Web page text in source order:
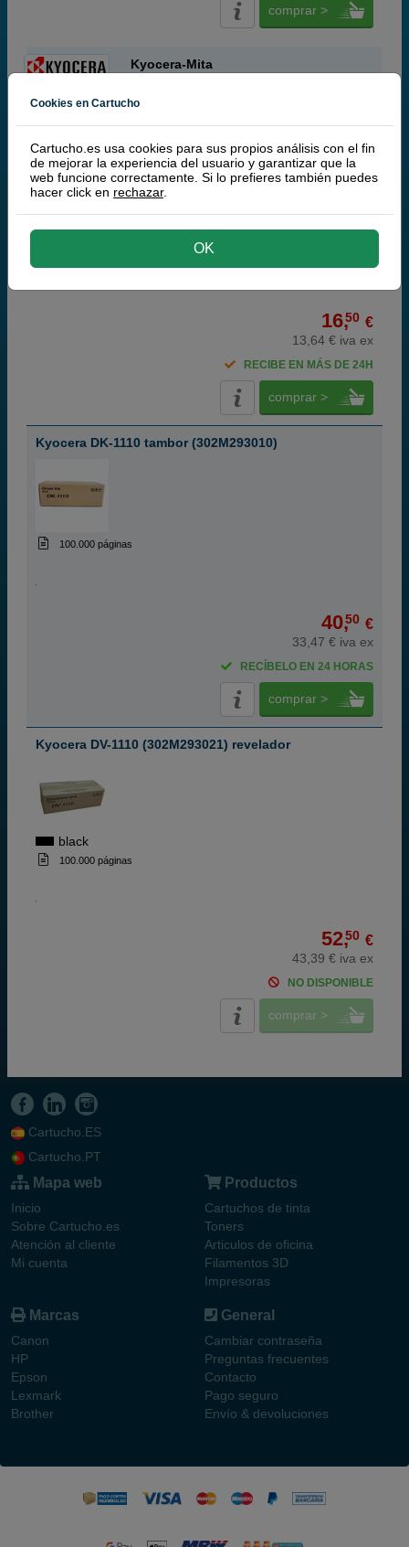
comprar >
Kyocera-Mita
Kyocera WT-1110 (302M293030) recolector toner
16,50 €
13,64 € iva ex
RECIBE EN MÁS DE 24H
comprar >
Kyocera DK-1110 tambor (302M293010)
100.000 páginas
40,50 €
33,47 € iva ex
RECÍBELO EN 24 HORAS
comprar >
Kyocera DV-1110 (302M293021) revelador
black
100.000 páginas
52,50 €
43,39 € iva ex
NO DISPONIBLE
comprar >
Cartucho.ES
Cartucho.PT
Mapa web
Inicio
Sobre Cartucho.es
Atención al cliente
Mi cuenta
Productos
Cartuchos de tinta
Toners
Articulos de oficina
Filamentos 3D
Impresoras
Marcas
Canon
HP
Epson
Lexmark
Brother
General
Cambiar contraseña
Preguntas frecuentes
Contacto
Pago seguro
Envío & devoluciones
Cookies en Cartucho
Cartucho.es usa cookies para sus propios análisis con el fin
de mejorar la experiencia del usuario y garantizar que la
web funcione correctamente. Si lo prefieres también puedes
hacer click en rechazar.
OK